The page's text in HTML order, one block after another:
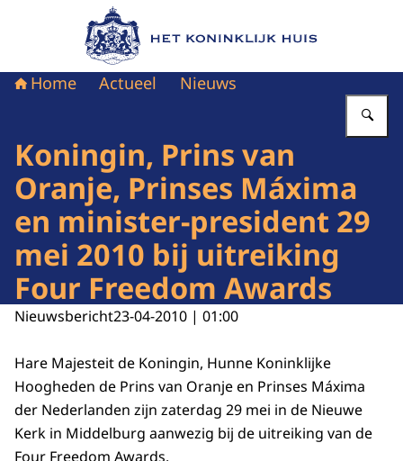
Naar de homepage van Het Koninklijk Huis
Home Actueel Nieuws
Koningin, Prins van
Oranje, Prinses Máxima
en minister-president 29
mei 2010 bij uitreiking
Four Freedom Awards
Nieuwsbericht23-04-2010 | 01:00
Hare Majesteit de Koningin, Hunne Koninklijke
Hoogheden de Prins van Oranje en Prinses Máxima
der Nederlanden zijn zaterdag 29 mei in de Nieuwe
Kerk in Middelburg aanwezig bij de uitreiking van de
Four Freedom Awards.